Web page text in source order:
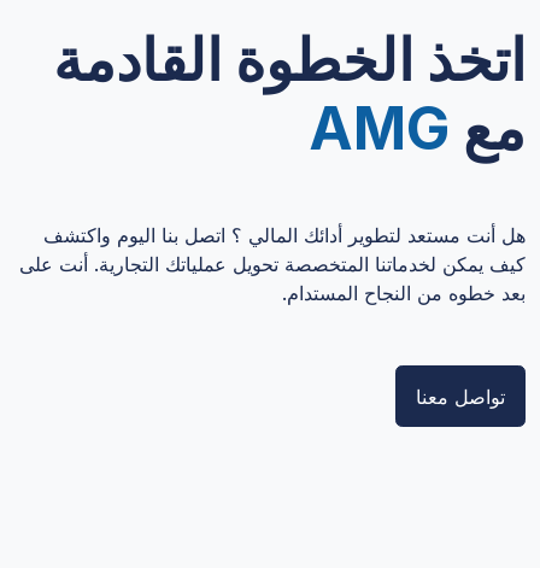
اتخذ الخطوة القادمة
مع AMG
هل أنت مستعد لتطوير أدائك المالي ؟ اتصل بنا اليوم واكتشف
كيف يمكن لخدماتنا المتخصصة تحويل عملياتك التجارية. أنت على
بعد خطوه من النجاح المستدام.
تواصل معنا